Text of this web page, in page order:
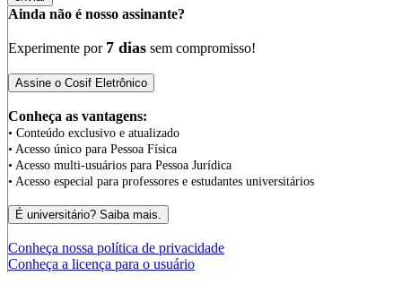
Ainda não é nosso assinante?
Experimente por 7 dias sem compromisso!
Conheça as vantagens:
• Conteúdo exclusivo e atualizado
• Acesso único para Pessoa Física
• Acesso multi-usuários para Pessoa Jurídica
• Acesso especial para professores e estudantes universitários
Conheça nossa política de privacidade
Conheça a licença para o usuário